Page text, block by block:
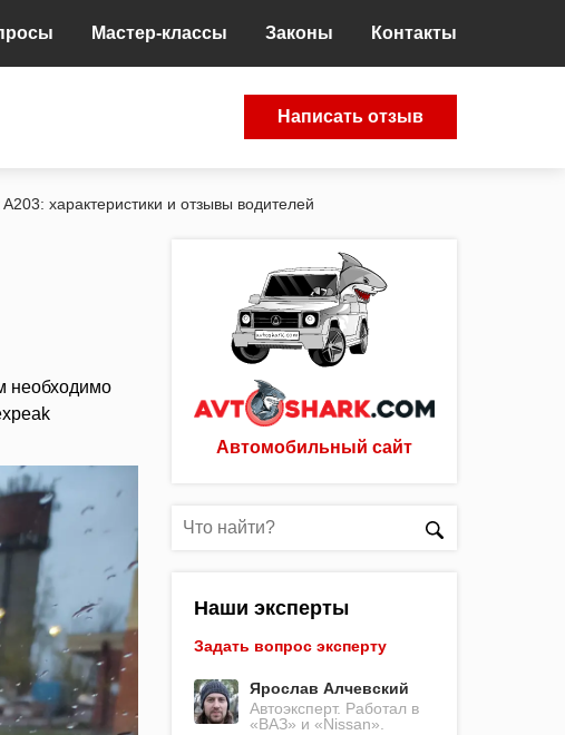
Мастер-классы Законы Контакты
Написать отзыв
характеристики и отзывы водителей
необходимо
Автомобильный сайт
Наши эксперты
Задать вопрос эксперту
Ярослав Алчевский
Автоэксперт. Работал в
«ВАЗ» и «Nissan».